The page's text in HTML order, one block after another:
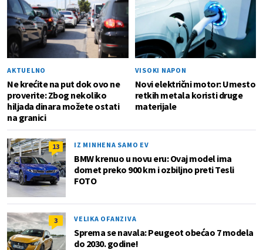
AKTUELNO
Ne krećite na put dok ovo ne
proverite: Zbog nekoliko
hiljada dinara možete ostati
na granici
VISOKI NAPON
Novi električni motor: Umesto
retkih metala koristi druge
materijale
13 IZ MINHENA SAMO EV
BMW krenuo u novu eru: Ovaj model ima
domet preko 900 km i ozbiljno preti Tesli
FOTO
3 VELIKA OFANZIVA
Sprema se navala: Peugeot obećao 7 modela
do 2030. godine!